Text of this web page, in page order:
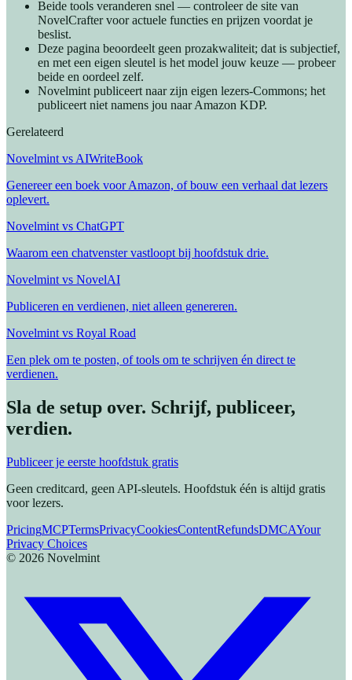
Beide tools veranderen snel — controleer de site van
NovelCrafter voor actuele functies en prijzen voordat je
beslist.
Deze pagina beoordeelt geen prozakwaliteit; dat is subjectief,
en met een eigen sleutel is het model jouw keuze — probeer
beide en oordeel zelf.
Novelmint publiceert naar zijn eigen lezers-Commons; het
publiceert niet namens jou naar Amazon KDP.
Gerelateerd
Novelmint vs AIWriteBook
Genereer een boek voor Amazon, of bouw een verhaal dat lezers
oplevert.
Novelmint vs ChatGPT
Waarom een chatvenster vastloopt bij hoofdstuk drie.
Novelmint vs NovelAI
Publiceren en verdienen, niet alleen genereren.
Novelmint vs Royal Road
Een plek om te posten, of tools om te schrijven én direct te
verdienen.
Sla de setup over. Schrijf, publiceer,
verdien.
Publiceer je eerste hoofdstuk gratis
Geen creditcard, geen API-sleutels. Hoofdstuk één is altijd gratis
voor lezers.
PricingMCPTermsPrivacyCookiesContentRefundsDMCAYour
Privacy Choices
© 2026 Novelmint